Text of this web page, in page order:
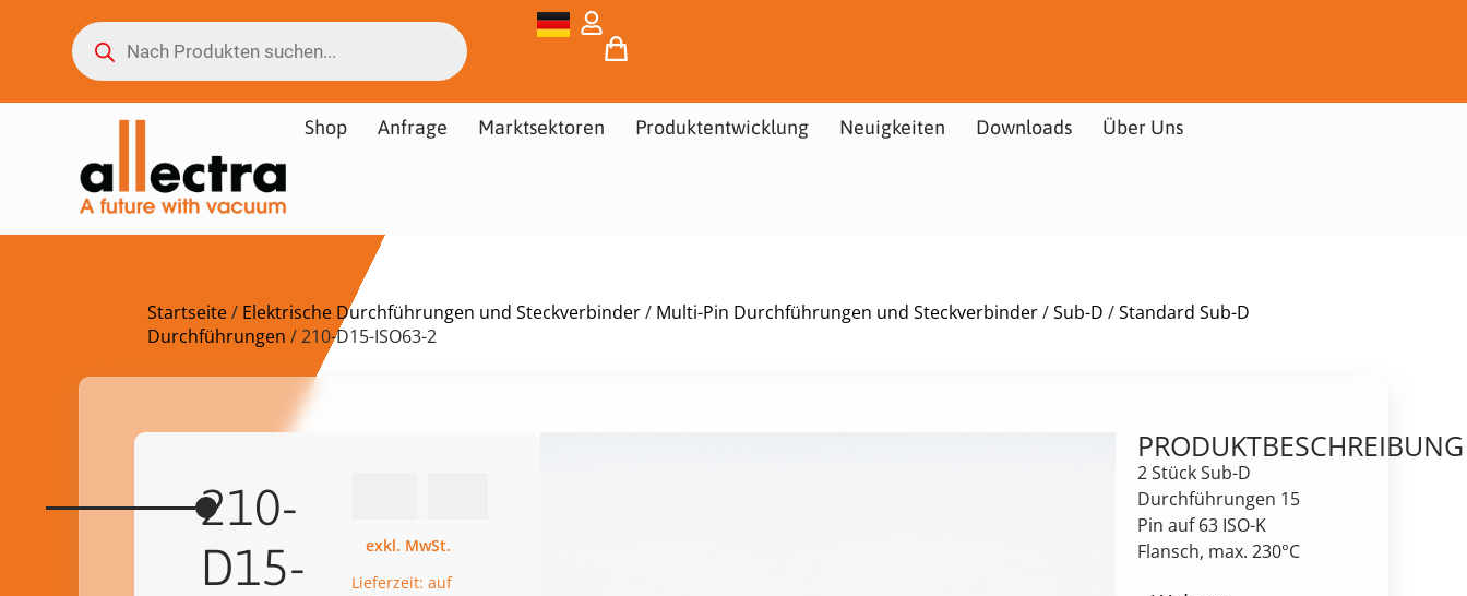
Shop Anfrage Marktsektoren Produktentwicklung Neuigkeiten Downloads Über Uns
Startseite/ Elektrische Durchführungen und Steckverbinder/ Multi-Pin Durchführungen und Steckverbinder/Sub-D /Standard Sub-D
Durchführungen / 210-D15-ISO63-2
210-
D15-
Lieferzeit: auf
PRODUKTBESCHREIBUNG
2 Stück Sub-D
Durchführungen 15
Pin auf 63 ISO-K
Flansch, max. 230°C